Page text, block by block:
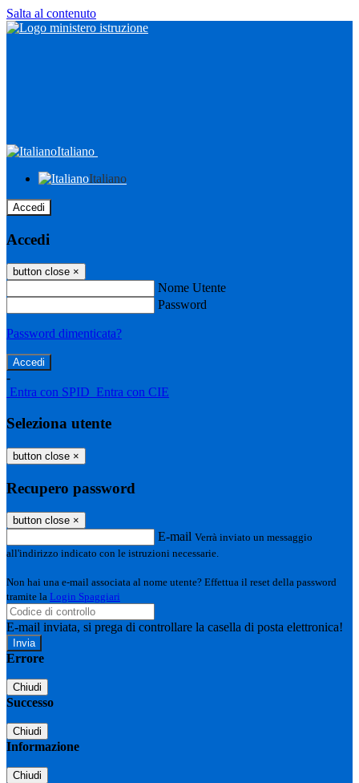
Salta al contenuto
Italiano
Italiano
Accedi
Accedi
button close ×
Nome Utente
Password
Password dimenticata?
-
Entra con SPID Entra con CIE
Seleziona utente
button close ×
Recupero password
button close ×
E-mail Verrà inviato un messaggio
all'indirizzo indicato con le istruzioni necessarie.
Non hai una e-mail associata al nome utente? Effettua il reset della password
tramite la Login Spaggiari
E-mail inviata, si prega di controllare la casella di posta elettronica!
Errore
Chiudi
Successo
Chiudi
Informazione
Chiudi